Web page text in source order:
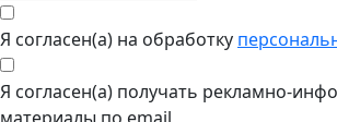
Я согласен(а) на обработку
Я согласен(а) получать рекламно-